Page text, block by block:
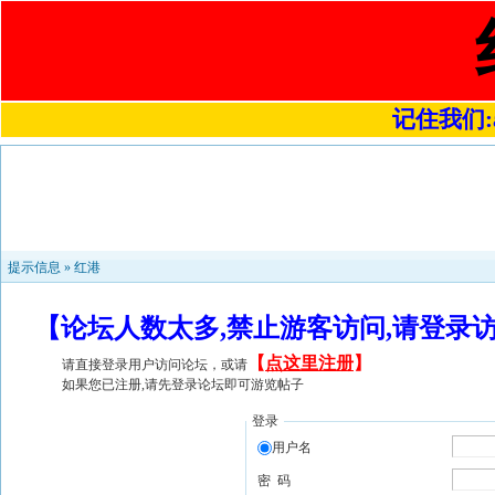
记住我们
提示信息 » 红港
【论坛人数太多,禁止游客访问,请登
请直接登录用户访问论坛，或请 【 点这里注册】
如果您已注册,请先登录论坛即可游览帖子
登录
用户名
密 码